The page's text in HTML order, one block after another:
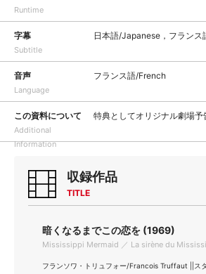
Runtime
字幕
Subtitle
日本語/Japanese，フラン
音声
Language
フランス語/French
この資料について
Additional
Information
特典としてオリジナル劇場予
収録作品
TITLE
暗くなるまでこの恋を (1969)
Mississippi Mermaid ／ La sirène du
フランソワ・トリュフォー/Francois Truffaut ||ス